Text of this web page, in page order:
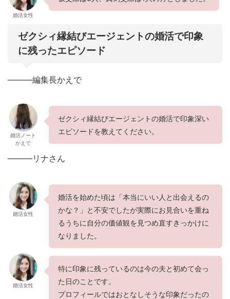
婚活女性
ゼクシィ縁結びエージェントの婚活で印象
に残ったエピソード
———編集長かえで
婚活ノート
かえで
ゼクシィ縁結びエージェントの婚活で印象深い
エピソードを教えてください。
———リナさん
婚活女性
婚活を始めた頃は「本当にいい人と出会えるの
かな？」と不安でしたが実際にお見合いを重ね
るうちに自分の価値観を見つめ直すきっかけに
なりました。
婚活女性
特に印象に残っているのは今の夫と初めて会っ
た日のことです。
プロフィールではおとなしそうな印象だったの